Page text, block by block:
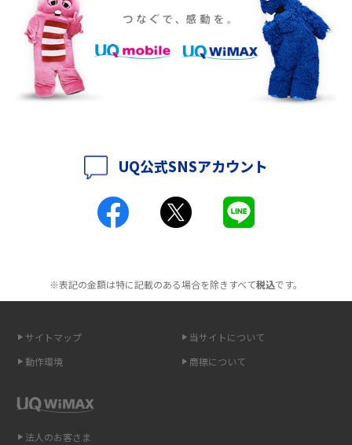
ポケット型Wi-Fiをレンタルするメリットとは？選び方や向いている方の特
徴も紹介
持ち運びできるポケット型Wi-Fiのおススメの選び方は？メリット・デメリ
ットも紹介
ポケット型Wi-Fiとは？通信の仕組みやメリット・デメリットを解説
工事不要！置くだけWi-Fiの特徴は？メリット・デメリットや選び方を解説
無制限で利用できるポケット型Wi-Fiは？選び方や通信費を抑える方法も紹
ポケット型Wi-Fi（モバイルWi-Fi）とは？おススメする方の特徴や選び方を
即日受け取りできるポケット型Wi-Fiはある？すぐに使うための方法や注意
UQ公式SNSアカウント
※表記の金額は特に記載のある場合を除きすべて税込です。
サイトマップ
当サイトについて
動作環境
商標について
法人のお客さま